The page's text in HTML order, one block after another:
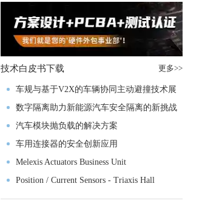
技术白皮书下载 更多>>
车规与基于V2X的车辆协同主动避撞技术展
望
数字隔离助力新能源汽车安全隔离的新挑战
汽车模块抛负载的解决方案
车用连接器的安全创新应用
Melexis Actuators Business Unit
Position / Current Sensors - Triaxis Hall